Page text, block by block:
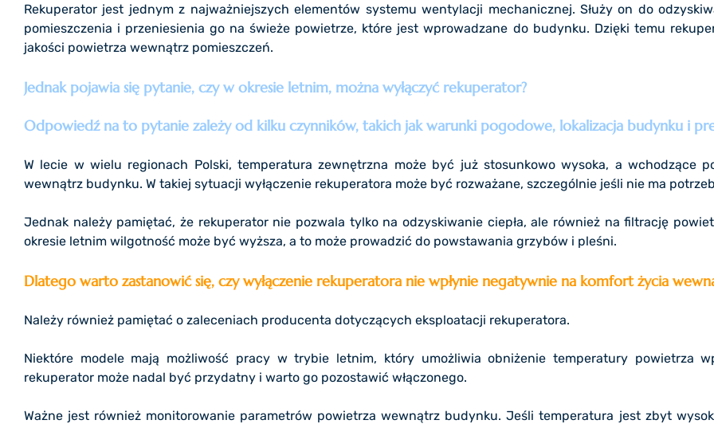
Rekuperator jest jednym z najważniejszych elementów systemu wentylacji mechanicznej. Służy on do
pomieszczenia i przeniesienia go na świeże powietrze, które jest wprowadzane do budynku. Dzięki temu
jakości powietrza wewnątrz pomieszczeń.
Jednak pojawia się pytanie, czy w okresie letnim, można wyłączyć rekuperator?
Odpowiedź na to pytanie zależy od kilku czynników, takich jak warunki pogodowe, lokalizacja budynku i
W lecie w wielu regionach Polski, temperatura zewnętrzna może być już stosunkowo wysoka, a wchodzące
wewnątrz budynku. W takiej sytuacji wyłączenie rekuperatora może być rozważane, szczególnie jeśli nie ma
Jednak należy pamiętać, że rekuperator nie pozwala tylko na odzyskiwanie ciepła, ale również na filtrację
okresie letnim wilgotność może być wyższa, a to może prowadzić do powstawania grzybów i pleśni.
Dlatego warto zastanowić się, czy wyłączenie rekuperatora nie wpłynie negatywnie na komfort życia
Należy również pamiętać o zaleceniach producenta dotyczących eksploatacji rekuperatora.
Niektóre modele mają możliwość pracy w trybie letnim, który umożliwia obniżenie temperatury powietrza
rekuperator może nadal być przydatny i warto go pozostawić włączonego.
Ważne jest również monitorowanie parametrów powietrza wewnątrz budynku. Jeśli temperatura jest zbyt